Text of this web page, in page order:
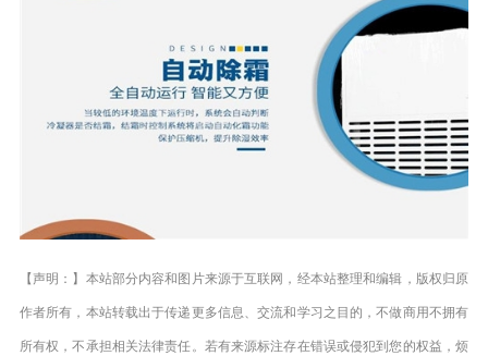
【声明：】本站部分内容和图片来源于互联网，经本站整理和编辑，版权归原
作者所有，本站转载出于传递更多信息、交流和学习之目的，不做商用不拥有
所有权，不承担相关法律责任。若有来源标注存在错误或侵犯到您的权益，烦